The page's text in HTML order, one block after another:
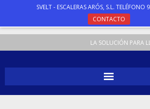
SVELT - ESCALERAS ARÓS, S.L. TELÉFONO
CONTACTO
LA SOLUCIÓN PARA
INICIO